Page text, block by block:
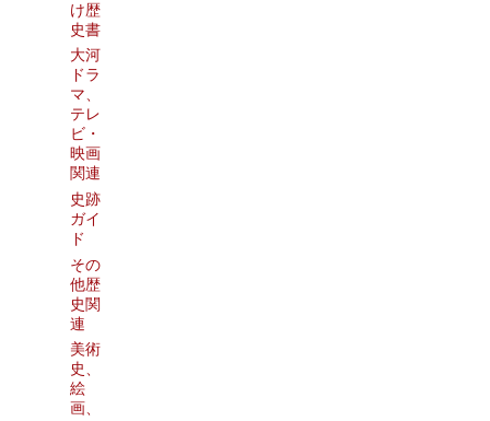
け歴
史書
大河
ドラ
マ、
テレ
ビ・
映画
関連
史跡
ガイ
ド
その
他歴
史関
連
美術
史、
絵
画、